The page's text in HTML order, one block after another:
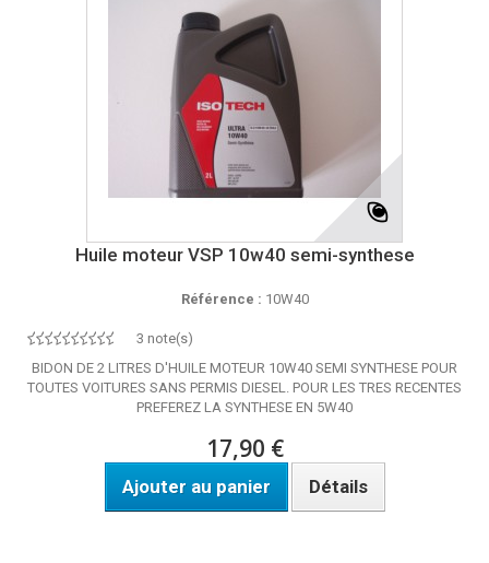
Huile moteur VSP 10w40 semi-synthese
Référence : 10W40
3 note(s)
BIDON DE 2 LITRES D'HUILE MOTEUR 10W40 SEMI SYNTHESE POUR
TOUTES VOITURES SANS PERMIS DIESEL. POUR LES TRES RECENTES
PREFEREZ LA SYNTHESE EN 5W40
17,90 €
Ajouter au panier Détails